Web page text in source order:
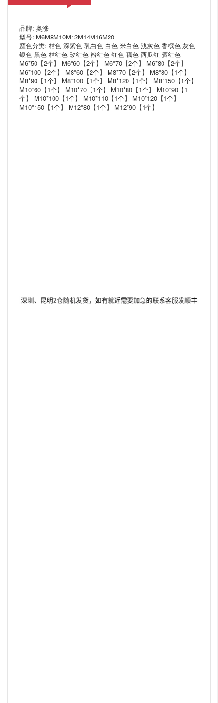
品牌: 奥涨
型号: M6M8M10M12M14M16M20
颜色分类: 桔色 深紫色 乳白色 白色 米白色 浅灰色 香槟色 灰色
银色 黑色 桔红色 玫红色 粉红色 红色 藕色 西瓜红 酒红色
M6*50【2个】 M6*60【2个】 M6*70【2个】 M6*80【2个】
M6*100【2个】 M8*60【2个】 M8*70【2个】 M8*80【1个】
M8*90【1个】 M8*100【1个】 M8*120【1个】 M8*150【1个】
M10*60【1个】 M10*70【1个】 M10*80【1个】 M10*90【1
个】 M10*100【1个】 M10*110【1个】 M10*120【1个】
M10*150【1个】 M12*80【1个】 M12*90【1个】